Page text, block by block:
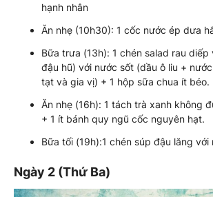
hạnh nhân
Ăn nhẹ (10h30): 1 cốc nước ép dưa
Bữa trưa (13h): 1 chén salad rau
đậu hũ) với nước sốt (dầu ô liu +
tạt và gia vị) + 1 hộp sữa chua ít béo.
Ăn nhẹ (16h): 1 tách trà xanh không
+ 1 ít bánh quy ngũ cốc nguyên hạt.
Bữa tối (19h):1 chén súp đậu lăng với
Ngày 2 (Thứ Ba)